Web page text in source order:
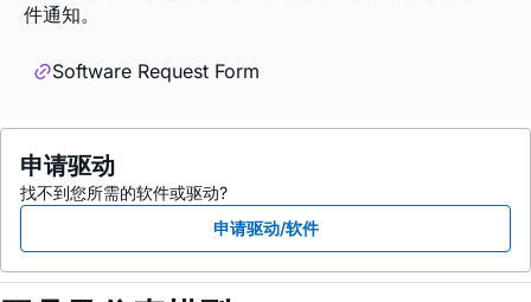
件通知。
Software Request Form
申请驱动
找不到您所需的软件或驱动?
申请驱动/软件